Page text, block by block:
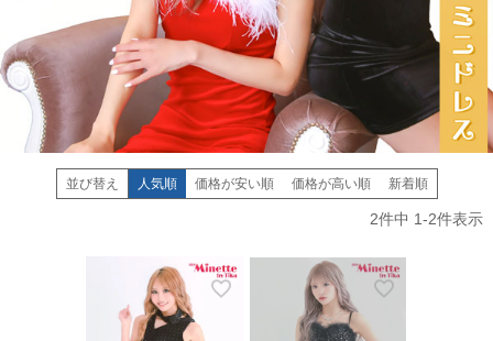
並び替え 人気順 価格が安い順 価格が高い順 新着順
2件中 1-2件表示